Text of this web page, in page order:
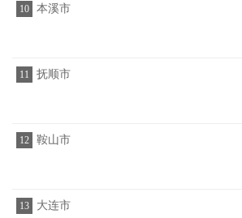
10 本溪市
11 抚顺市
12 鞍山市
13 大连市